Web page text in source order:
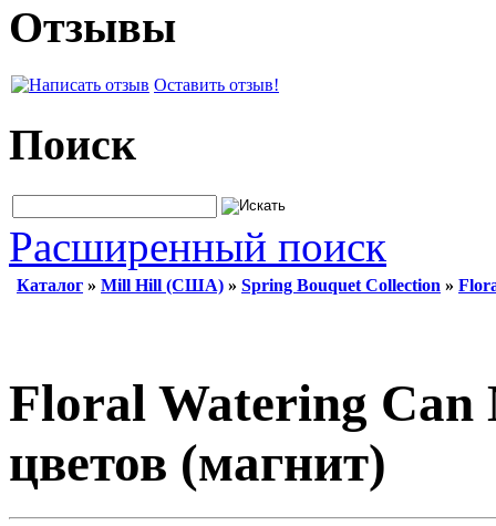
Отзывы
Оставить отзыв!
Поиск
Расширенный поиск
Каталог » Mill Hill (США) » Spring Bouquet Collection »
Floral Watering Can
цветов (магнит)